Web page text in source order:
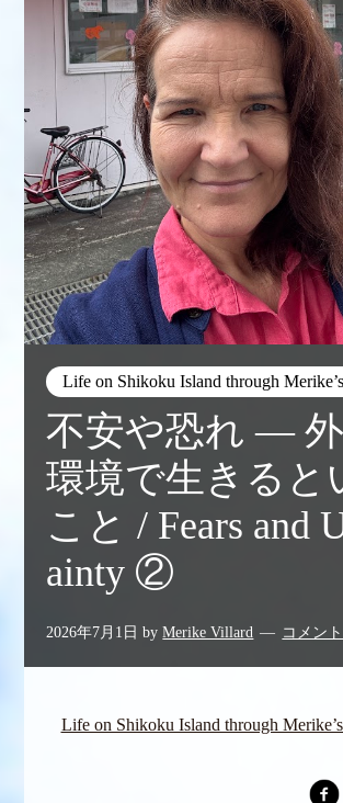
Life on Shikoku Island through
不安や恐れ ―
環境で生きると
こと / Fears and
ainty ②
2026年7月1日 byMerike Villard コメン
Life on Shikoku Island through